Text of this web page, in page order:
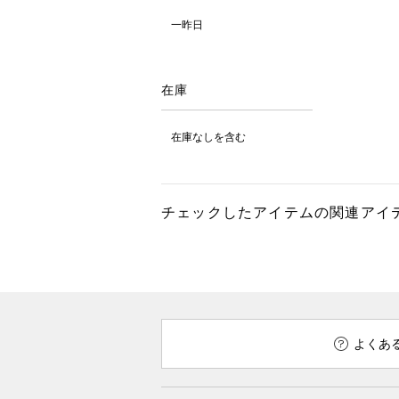
一昨日
在庫
在庫なしを含む
チェックしたアイテムの関連アイ
よくあ